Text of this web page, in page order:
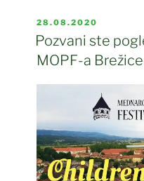
POSTED
ON
28.08.2020
Pozvani ste
MOPF-a Brežice